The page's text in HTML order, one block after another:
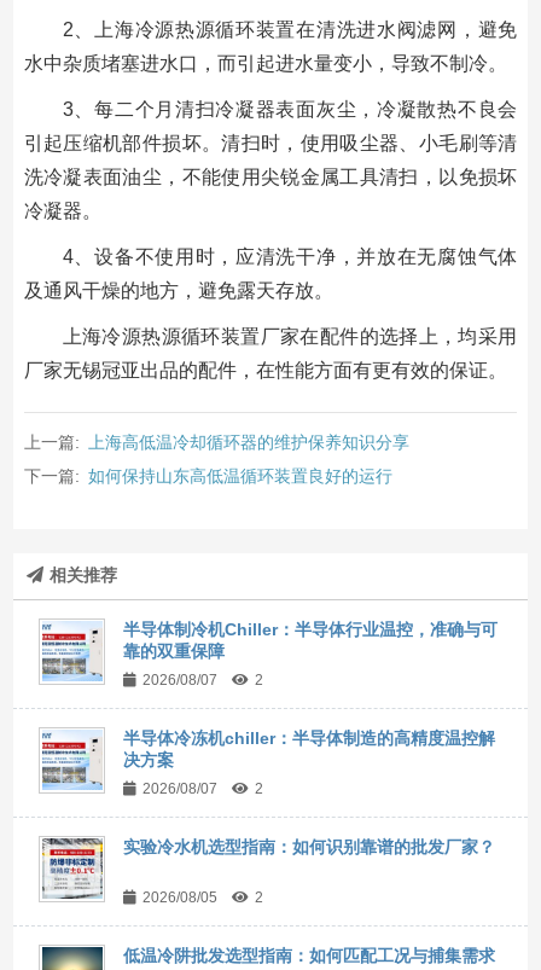
2、上海冷源热源循环装置在清洗进水阀滤网，避免
水中杂质堵塞进水口，而引起进水量变小，导致不制冷。
3、每二个月清扫冷凝器表面灰尘，冷凝散热不良会
引起压缩机部件损坏。清扫时，使用吸尘器、小毛刷等清
洗冷凝表面油尘，不能使用尖锐金属工具清扫，以免损坏
冷凝器。
4、设备不使用时，应清洗干净，并放在无腐蚀气体
及通风干燥的地方，避免露天存放。
上海冷源热源循环装置厂家在配件的选择上，均采用
厂家无锡冠亚出品的配件，在性能方面有更有效的保证。
上一篇:
上海高低温冷却循环器的维护保养知识分享
下一篇: 如何保持山东高低温循环装置良好的运行
相关推荐
半导体制冷机Chiller：半导体行业温控，准确与可
靠的双重保障
2026/08/07 2
半导体冷冻机chiller：半导体制造的高精度温控解
决方案
2026/08/07 2
实验冷水机选型指南：如何识别靠谱的批发厂家？
2026/08/05 2
低温冷阱批发选型指南：如何匹配工况与捕集需求